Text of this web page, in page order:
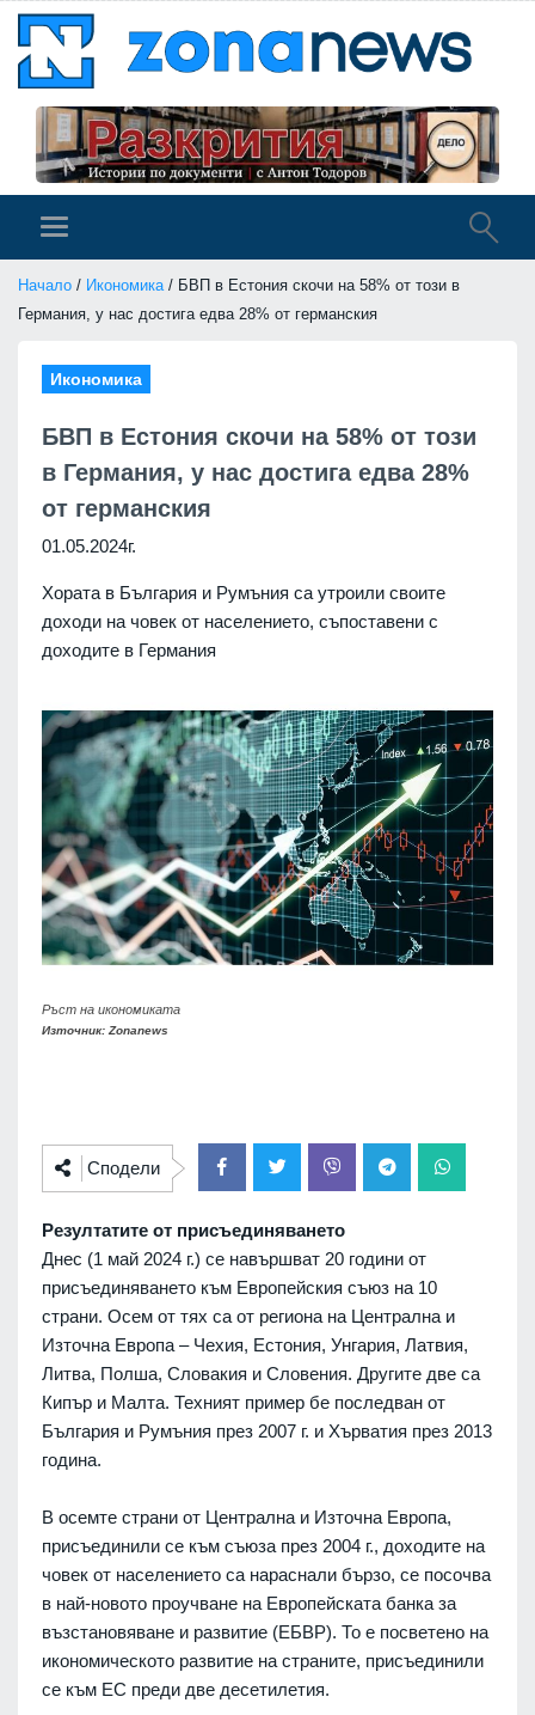
Начало / Икономика/ БВП в Естония скочи на 58% от този в
Германия, у нас достига едва 28% от германския
Икономика
БВП в Естония скочи на 58% от този
в Германия, у нас достига едва 28%
от германския
01.05.2024г.
Хората в България и Румъния са утроили своите
доходи на човек от населението, съпоставени с
доходите в Германия
Ръст на икономиката
Източник: Zonanews
Сподели
Резултатите от присъединяването
Днес (1 май 2024 г.) се навършват 20 години от
присъединяването към Европейския съюз на 10
страни. Осем от тях са от региона на Централна и
Източна Европа – Чехия, Естония, Унгария, Латвия,
Литва, Полша, Словакия и Словения. Другите две са
Кипър и Малта. Техният пример бе последван от
България и Румъния през 2007 г. и Хърватия през 2013
година.
В осемте страни от Централна и Източна Европа,
присъединили се към съюза през 2004 г., доходите на
човек от населението са нараснали бързо, се посочва
в най-новото проучване на Европейската банка за
възстановяване и развитие (ЕБВР). То е посветено на
икономическото развитие на страните, присъединили
се към ЕС преди две десетилетия.